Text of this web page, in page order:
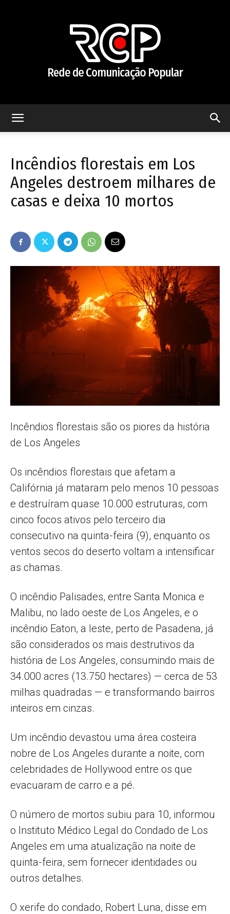
Popular
Incêndios florestais em Los
Angeles destroem milhares de
casas e deixa 10 mortos
Incêndios florestais são os piores da história
de Los Angeles
Os incêndios florestais que afetam a
Califórnia já mataram pelo menos 10 pessoas
e destruíram quase 10.000 estruturas, com
cinco focos ativos pelo terceiro dia
consecutivo na quinta-feira (9), enquanto os
ventos secos do deserto voltam a intensificar
as chamas.
O incêndio Palisades, entre Santa Monica e
Malibu, no lado oeste de Los Angeles, e o
incêndio Eaton, a leste, perto de Pasadena, já
são considerados os mais destrutivos da
história de Los Angeles, consumindo mais de
34.000 acres (13.750 hectares) — cerca de 53
milhas quadradas — e transformando bairros
inteiros em cinzas.
Um incêndio devastou uma área costeira
nobre de Los Angeles durante a noite, com
celebridades de Hollywood entre os que
evacuaram de carro e a pé.
O número de mortos subiu para 10, informou
o Instituto Médico Legal do Condado de Los
Angeles em uma atualização na noite de
quinta-feira, sem fornecer identidades ou
outros detalhes.
O xerife do condado, Robert Luna, disse em